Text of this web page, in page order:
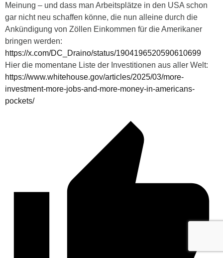
Meinung – und dass man Arbeitsplätze in den USA schon
gar nicht neu schaffen könne, die nun alleine durch die
Ankündigung von Zöllen Einkommen für die Amerikaner
bringen werden:
https://x.com/DC_Draino/status/1904196520590610699
Hier die momentane Liste der Investitionen aus aller Welt:
https://www.whitehouse.gov/articles/2025/03/more-
investment-more-jobs-and-more-money-in-americans-
pockets/